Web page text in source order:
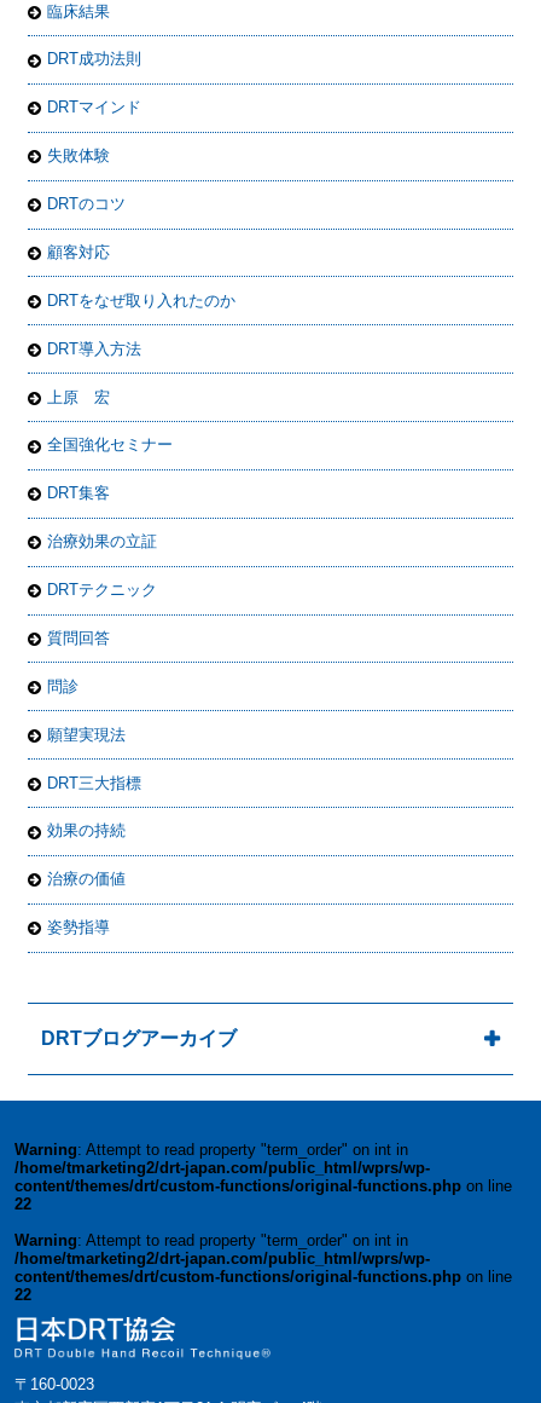
臨床結果
DRT成功法則
DRTマインド
失敗体験
DRTのコツ
顧客対応
DRTをなぜ取り入れたのか
DRT導入方法
上原 宏
全国強化セミナー
DRT集客
治療効果の立証
DRTテクニック
質問回答
問診
願望実現法
DRT三大指標
効果の持続
治療の価値
姿勢指導
DRTブログアーカイブ
Warning: Attempt to read property "term_order" on int in
/home/tmarketing2/drt-japan.com/public_html/wprs/wp-
content/themes/drt/custom-functions/original-functions.phpon line
22
Warning: Attempt to read property "term_order" on int in
/home/tmarketing2/drt-japan.com/public_html/wprs/wp-
content/themes/drt/custom-functions/original-functions.phpon line
22
〒160-0023